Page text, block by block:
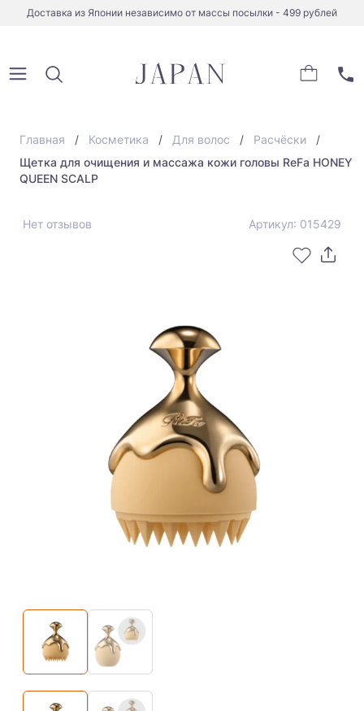
Доставка из Японии независимо от массы посылки - 499 рублей
Главная Косметика Для волос
Расчёски
Щетка для очищения и массажа кожи головы ReFa HONEY
QUEEN SCALP
Нет отзывов Артикул: 015429